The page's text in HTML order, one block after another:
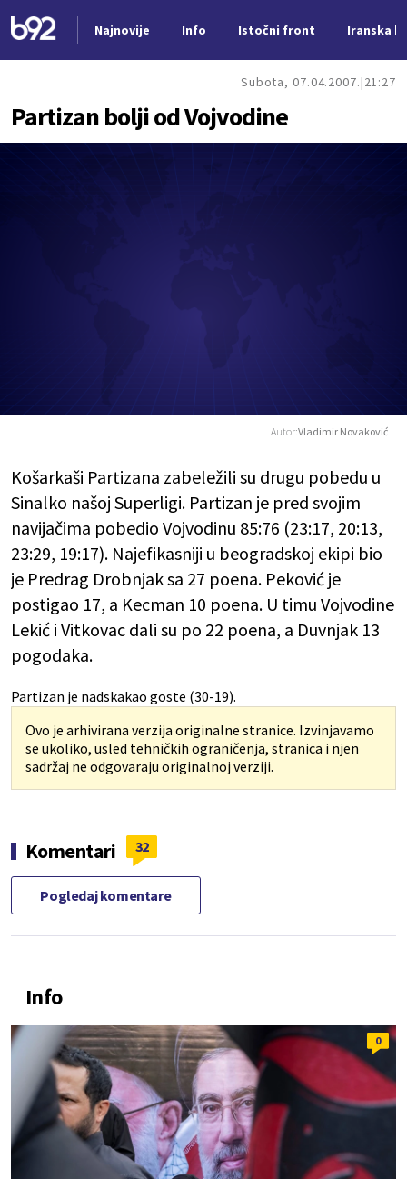
Najnovije Info Istočni front Iranska
Subota, 07.04.2007. 21:27
Partizan bolji od Vojvodine
Autor:Vladimir Novaković
Košarkaši Partizana zabeležili su drugu pobedu u
Sinalko našoj Superligi. Partizan je pred svojim
navijačima pobedio Vojvodinu 85:76 (23:17, 20:13,
23:29, 19:17). Najefikasniji u beogradskoj ekipi bio
je Predrag Drobnjak sa 27 poena. Peković je
postigao 17, a Kecman 10 poena. U timu Vojvodine
Lekić i Vitkovac dali su po 22 poena, a Duvnjak 13
pogodaka.
Partizan je nadskakao goste (30-19).
Ovo je arhivirana verzija originalne stranice. Izvinjavamo
se ukoliko, usled tehničkih ograničenja, stranica i njen
sadržaj ne odgovaraju originalnoj verziji.
Komentari 32
Pogledaj komentare
Info
0